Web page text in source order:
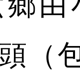
（